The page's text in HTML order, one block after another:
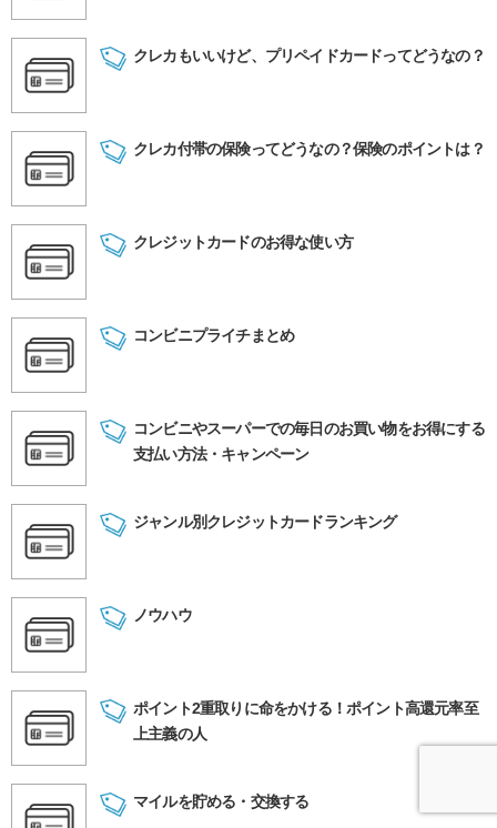
クレカもいいけど、プリペイドカードってどうなの？
クレカ付帯の保険ってどうなの？保険のポイントは？
クレジットカードのお得な使い方
コンビニプライチまとめ
コンビニやスーパーでの毎日のお買い物をお得にする
支払い方法・キャンペーン
ジャンル別クレジットカードランキング
ノウハウ
ポイント2重取りに命をかける！ポイント高還元率至
上主義の人
マイルを貯める・交換する